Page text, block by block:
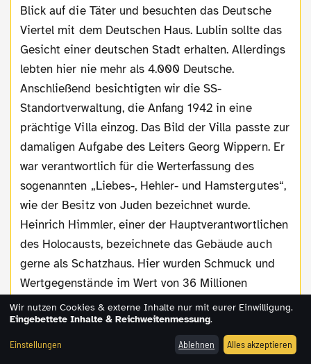
Blick auf die Täter und besuchten das Deutsche
Viertel mit dem Deutschen Haus. Lublin sollte das
Gesicht einer deutschen Stadt erhalten. Allerdings
lebten hier nie mehr als 4.000 Deutsche.
Anschließend besichtigten wir die SS-
Standortverwaltung, die Anfang 1942 in eine
prächtige Villa einzog. Das Bild der Villa passte zur
damaligen Aufgabe des Leiters Georg Wippern. Er
war verantwortlich für die Werterfassung des
sogenannten „Liebes-, Hehler- und Hamstergutes“,
wie der Besitz von Juden bezeichnet wurde.
Heinrich Himmler, einer der Hauptverantwortlichen
des Holocausts, bezeichnete das Gebäude auch
gerne als Schatzhaus. Hier wurden Schmuck und
Wertgegenstände im Wert von 36 Millionen
Reichsmark sowie Geldmittel im Wert von 80
Millionen Reichsmark umgeschlagen.
Projiziert man diesen Wert in die heutige Zeit, so
Wir nutzen Cookies & externe Inhalte nur mit eurer Einwilligung.
Eingebettete Inhalte & Reichweitenmessung.
Einstellungen Ablehnen Alles akzeptieren